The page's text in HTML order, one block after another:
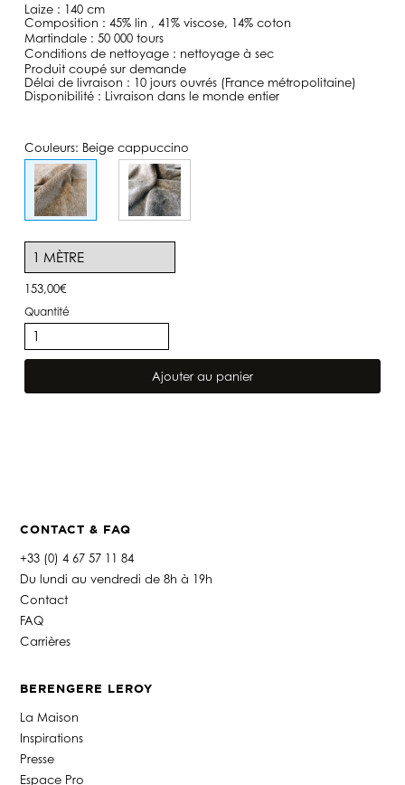
Laize : 140 cm
Composition : 45% lin , 41% viscose, 14% coton
Martindale : 50 000 tours
Conditions de nettoyage : nettoyage à sec
Produit coupé sur demande
Délai de livraison : 10 jours ouvrés (France métropolitaine)
Disponibilité : Livraison dans le monde entier
Couleurs: Beige cappuccino
153,00€
quantité
de
Lin
Beverly
Ajouter au panier
CONTACT & FAQ
+33 (0) 4 67 57 11 84
Du lundi au vendredi de 8h à 19h
Contact
FAQ
Carrières
BERENGERE LEROY
La Maison
Inspirations
Presse
Espace Pro